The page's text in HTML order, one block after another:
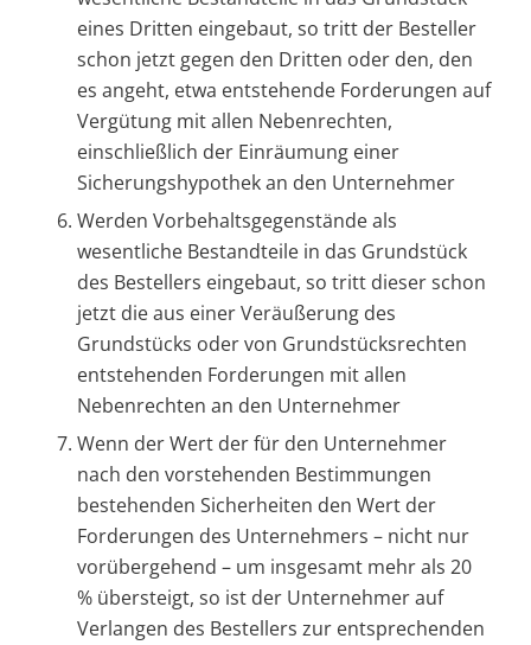
eines Dritten eingebaut, so tritt der Besteller
schon jetzt gegen den Dritten oder den, den
es angeht, etwa entstehende Forderungen auf
Vergütung mit allen Nebenrechten,
einschließlich der Einräumung einer
Sicherungshypothek an den Unternehmer
Werden Vorbehaltsgegenstände als
wesentliche Bestandteile in das Grundstück
des Bestellers eingebaut, so tritt dieser schon
jetzt die aus einer Veräußerung des
Grundstücks oder von Grundstücksrechten
entstehenden Forderungen mit allen
Nebenrechten an den Unternehmer
Wenn der Wert der für den Unternehmer
nach den vorstehenden Bestimmungen
bestehenden Sicherheiten den Wert der
Forderungen des Unternehmers – nicht nur
vorübergehend – um insgesamt mehr als 20
% übersteigt, so ist der Unternehmer auf
Verlangen des Bestellers zur entsprechenden